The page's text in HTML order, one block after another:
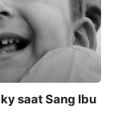
saat Sang Ibu